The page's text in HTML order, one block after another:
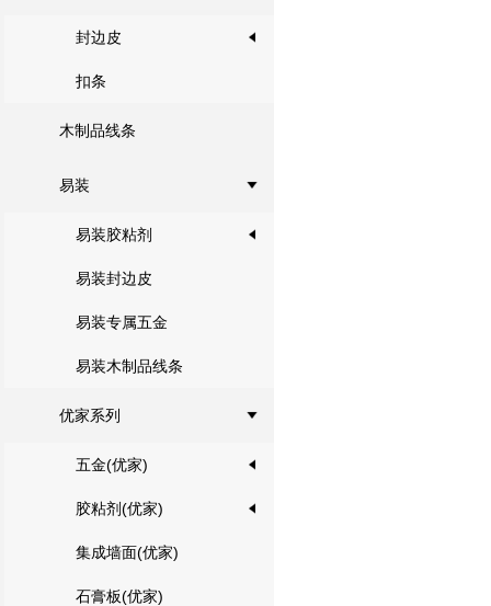
封边皮
扣条
木制品线条
易装
易装胶粘剂
易装封边皮
易装专属五金
易装木制品线条
优家系列
五金(优家)
胶粘剂(优家)
集成墙面(优家)
石膏板(优家)